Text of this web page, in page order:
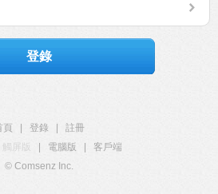
登錄
頁 登錄
註冊
觸屏版 電腦版
客戶端
© Comsenz Inc.